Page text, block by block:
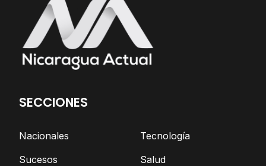
SECCIONES
Nacionales
Sucesos
Tecnología
Salud